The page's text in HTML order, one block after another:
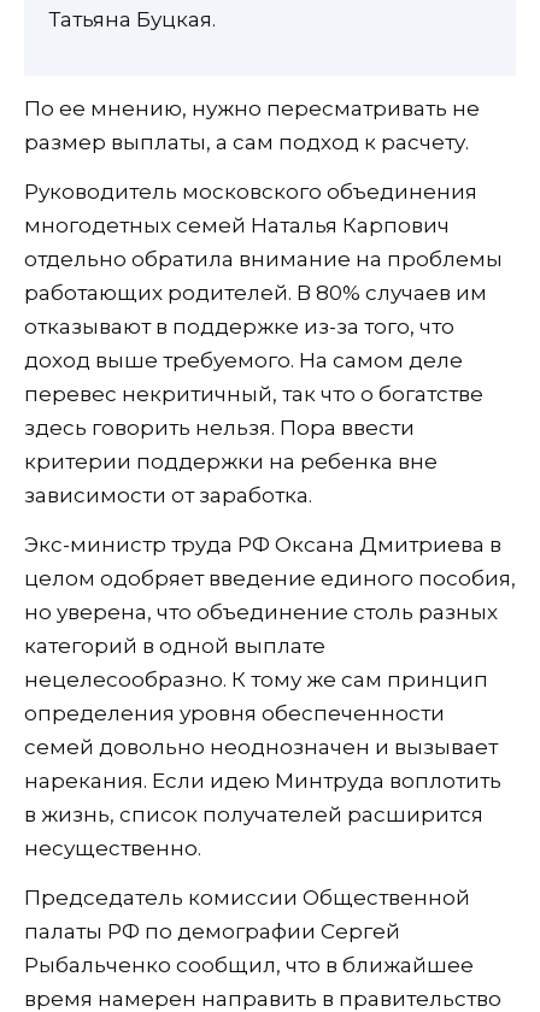
Татьяна Буцкая.
По ее мнению, нужно пересматривать не
размер выплаты, а сам подход к расчету.
Руководитель московского объединения
многодетных семей Наталья Карпович
отдельно обратила внимание на проблемы
работающих родителей. В 80% случаев им
отказывают в поддержке из-за того, что
доход выше требуемого. На самом деле
перевес некритичный, так что о богатстве
здесь говорить нельзя. Пора ввести
критерии поддержки на ребенка вне
зависимости от заработка.
Экс-министр труда РФ Оксана Дмитриева в
целом одобряет введение единого пособия,
но уверена, что объединение столь разных
категорий в одной выплате
нецелесообразно. К тому же сам принцип
определения уровня обеспеченности
семей довольно неоднозначен и вызывает
нарекания. Если идею Минтруда воплотить
в жизнь, список получателей расширится
несущественно.
Председатель комиссии Общественной
палаты РФ по демографии Сергей
Рыбальченко сообщил, что в ближайшее
время намерен направить в правительство